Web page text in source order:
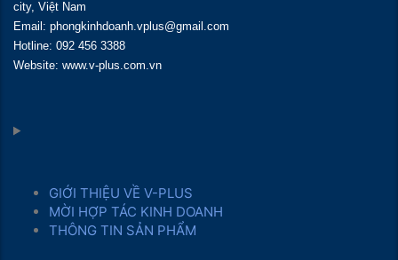
city, Việt Nam
Email: phongkinhdoanh.vplus@gmail.com
Hotline: 092 456 3388
Website: www.v-plus.com.vn
GIỚI THIỆU VỀ V-PLUS
MỜI HỢP TÁC KINH DOANH
THÔNG TIN SẢN PHẨM